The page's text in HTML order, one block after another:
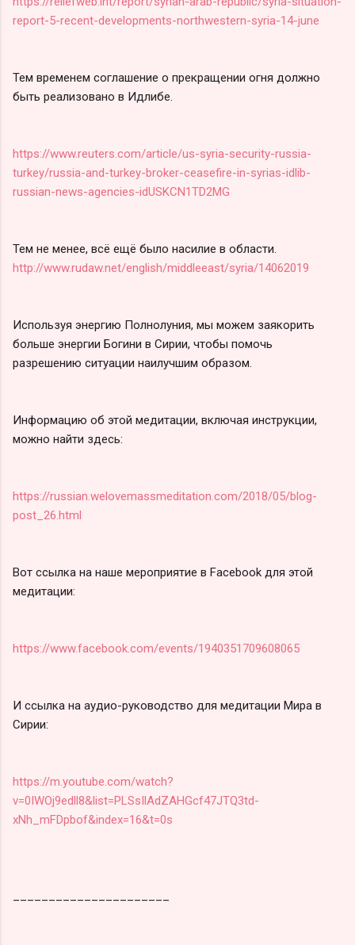
report-5-recent-developments-northwestern-syria-14-june
Тем временем соглашение о прекращении огня должно
быть реализовано в Идлибе.
https://www.reuters.com/article/us-syria-security-russia-
turkey/russia-and-turkey-broker-ceasefire-in-syrias-idlib-
russian-news-agencies-idUSKCN1TD2MG
Тем не менее, всё ещё было насилие в области.
http://www.rudaw.net/english/middleeast/syria/14062019
Используя энергию Полнолуния, мы можем заякорить
больше энергии Богини в Сирии, чтобы помочь
разрешению ситуации наилучшим образом.
Информацию об этой медитации, включая инструкции,
можно найти здесь:
https://russian.welovemassmeditation.com/2018/05/blog-
post_26.html
Вот ссылка на наше мероприятие в Facebook для этой
медитации:
https://www.facebook.com/events/1940351709608065
И ссылка на аудио-руководство для медитации Мира в
Сирии:
https://m.youtube.com/watch?
v=0IWOj9edll8&list=PLSsIlAdZAHGcf47JTQ3td-
xNh_mFDpbof&index=16&t=0s